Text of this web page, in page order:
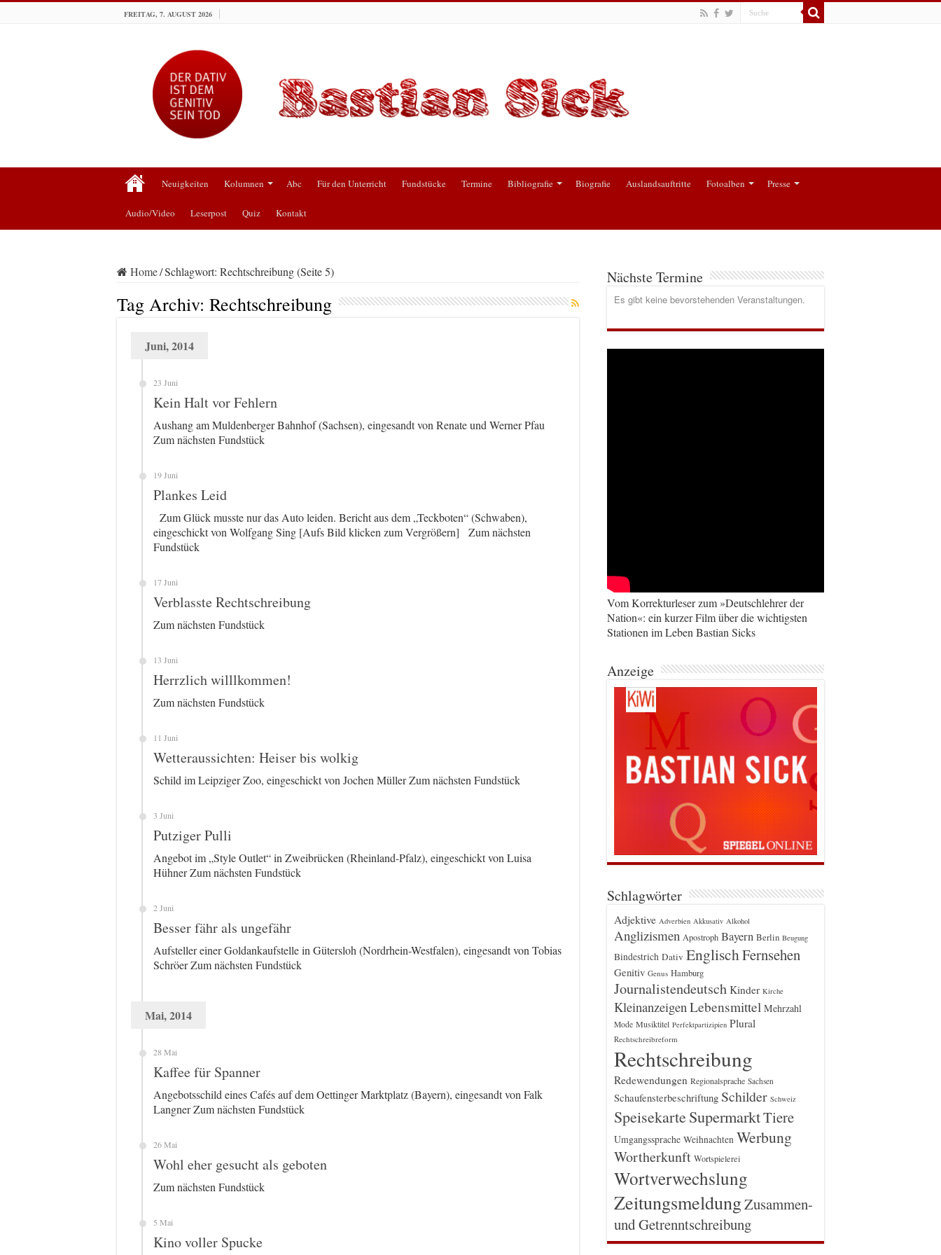
FREITAG, 7. AUGUST 2026
Neuigkeiten Kolumnen Abc Für den Unterricht Fundstücke Termine Bibliografie Biografie Auslandsauftritte Fotoalben Presse
Audio/Video Leserpost Quiz Kontakt
Home/Schlagwort: Rechtschreibung(Seite 5)
Tag Archiv: Rechtschreibung
Juni, 2014
23 Juni
Kein Halt vor Fehlern
Aushang am Muldenberger Bahnhof (Sachsen), eingesandt von Renate und Werner Pfau
Zum nächsten Fundstück
19 Juni
Plankes Leid
Zum Glück musste nur das Auto leiden. Bericht aus dem „Teckboten“ (Schwaben),
eingeschickt von Wolfgang Sing [Aufs Bild klicken zum Vergrößern] Zum nächsten
Fundstück
17 Juni
Verblasste Rechtschreibung
Zum nächsten Fundstück
13 Juni
Herrzlich willlkommen!
Zum nächsten Fundstück
11 Juni
Wetteraussichten: Heiser bis wolkig
Schild im Leipziger Zoo, eingeschickt von Jochen Müller Zum nächsten Fundstück
3 Juni
Putziger Pulli
Angebot im „Style Outlet“ in Zweibrücken (Rheinland-Pfalz), eingeschickt von Luisa
Hühner Zum nächsten Fundstück
2 Juni
Besser fähr als ungefähr
Aufsteller einer Goldankaufstelle in Gütersloh (Nordrhein-Westfalen), eingesandt von Tobias
Schröer Zum nächsten Fundstück
Mai, 2014
28 Mai
Kaffee für Spanner
Angebotsschild eines Cafés auf dem Oettinger Marktplatz (Bayern), eingesandt von Falk
Langner Zum nächsten Fundstück
26 Mai
Wohl eher gesucht als geboten
Zum nächsten Fundstück
5 Mai
Kino voller Spucke
Nächste Termine
Es gibt keine bevorstehenden Veranstaltungen.
Vom Korrekturleser zum »Deutschlehrer der
Nation«: ein kurzer Film über die wichtigsten
Stationen im Leben Bastian Sicks
Anzeige
Schlagwörter
Adjektive Adverbien Akkusativ Alkohol
Anglizismen Apostroph Bayern Berlin Beugung
Bindestrich Dativ EnglischFernsehen
Genitiv Genus Hamburg
Journalistendeutsch Kinder Kirche
Kleinanzeigen Lebensmittel Mehrzahl
Mode Musiktitel Perfektpartizipien Plural
Rechtschreibreform
Rechtschreibung
Redewendungen Regionalsprache Sachsen
Schaufensterbeschriftung Schilder Schweiz
Speisekarte SupermarktTiere
Umgangssprache Weihnachten Werbung
Wortherkunft Wortspielerei
Wortverwechslung
ZeitungsmeldungZusammen-
und Getrenntschreibung